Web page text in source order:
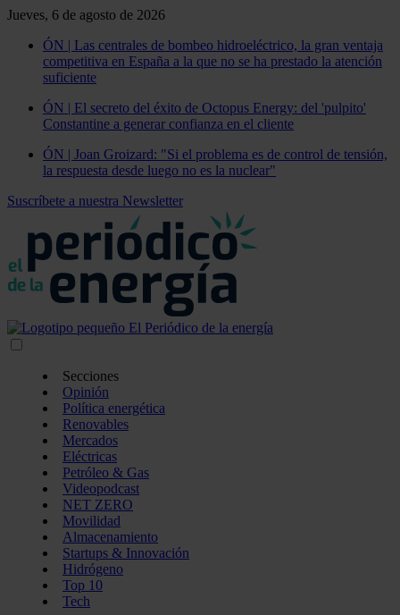
Jueves, 6 de agosto de 2026
ÓN | Las centrales de bombeo hidroeléctrico, la gran ventaja
competitiva en España a la que no se ha prestado la atención
suficiente
ÓN | El secreto del éxito de Octopus Energy: del 'pulpito'
Constantine a generar confianza en el cliente
ÓN | Joan Groizard: "Si el problema es de control de tensión,
la respuesta desde luego no es la nuclear"
Suscríbete a nuestra Newsletter
Secciones
Opinión
Política energética
Renovables
Mercados
Eléctricas
Petróleo & Gas
Videopodcast
NET ZERO
Movilidad
Almacenamiento
Startups & Innovación
Hidrógeno
Top 10
Tech